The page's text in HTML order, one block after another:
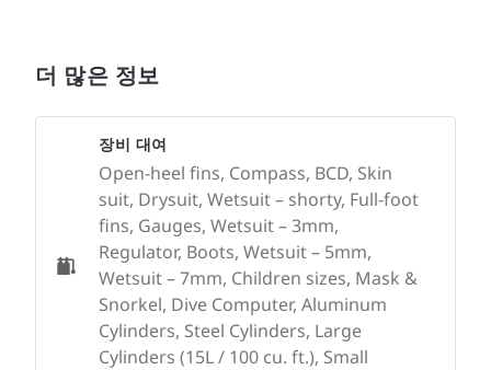
더 많은 정보
장비 대여
Open-heel fins, Compass, BCD, Skin
suit, Drysuit, Wetsuit – shorty, Full-foot
fins, Gauges, Wetsuit – 3mm,
Regulator, Boots, Wetsuit – 5mm,
Wetsuit – 7mm, Children sizes, Mask &
Snorkel, Dive Computer, Aluminum
Cylinders, Steel Cylinders, Large
Cylinders (15L / 100 cu. ft.), Small